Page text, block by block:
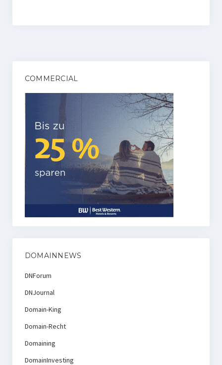
COMMERCIAL
DOMAINNEWS
DNForum
DNJournal
Domain-King
Domain-Recht
Domaining
DomainInvesting